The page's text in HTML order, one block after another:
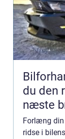
du den
næste
Forlæng din
ridse i